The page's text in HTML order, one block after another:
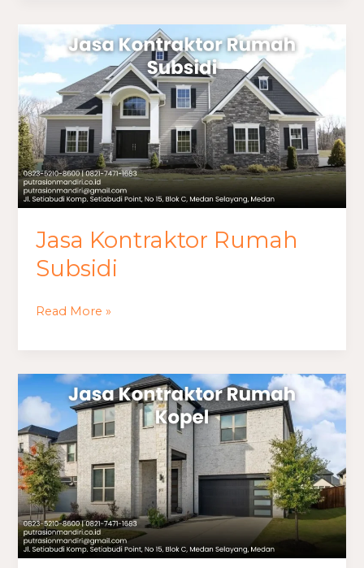
Jasa Kontraktor Rumah
Subsidi
Jasa
Kontraktor
Rumah
Subsidi
Read More »
Jasa
Kontraktor
Rumah
Kopel